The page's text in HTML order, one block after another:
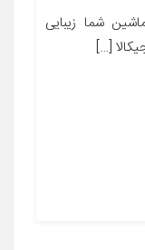
شما زیبایی
[…]